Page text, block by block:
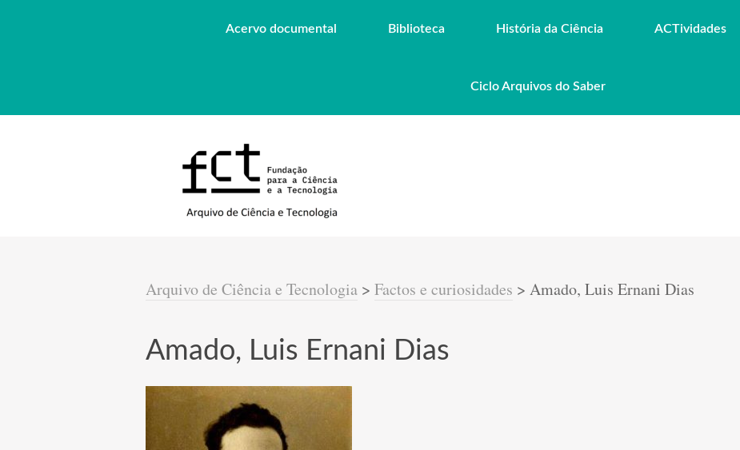
Acervo documental Biblioteca História da Ciência ACTividades
Ciclo Arquivos do Saber
Arquivo de Ciência e Tecnologia > Factos e curiosidades > Amado, Luis Ernani Dias
Amado, Luis Ernani Dias